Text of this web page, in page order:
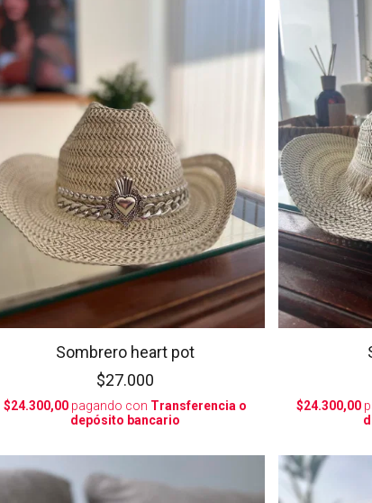
Sombrero heart pot
$27.000
$24.300,00 pagando con Transferencia o
depósito bancario
$24.300,00